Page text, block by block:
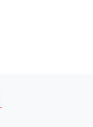
5/7/2024